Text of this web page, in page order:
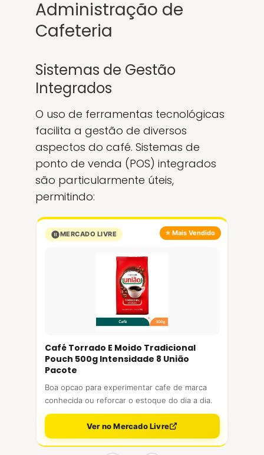
Administração de
Cafeteria
Sistemas de Gestão
Integrados
O uso de ferramentas tecnológicas
facilita a gestão de diversos
aspectos do café. Sistemas de
ponto de venda (POS) integrados
são particularmente úteis,
permitindo:
⭐ Mais Vendido
MERCADO LIVRE
Café Torrado E Moido Tradicional
Pouch 500g Intensidade 8 União
Pacote
Boa opcao para experimentar cafe de marca
conhecida ou reforcar o estoque do dia a dia.
Ver no Mercado Livre